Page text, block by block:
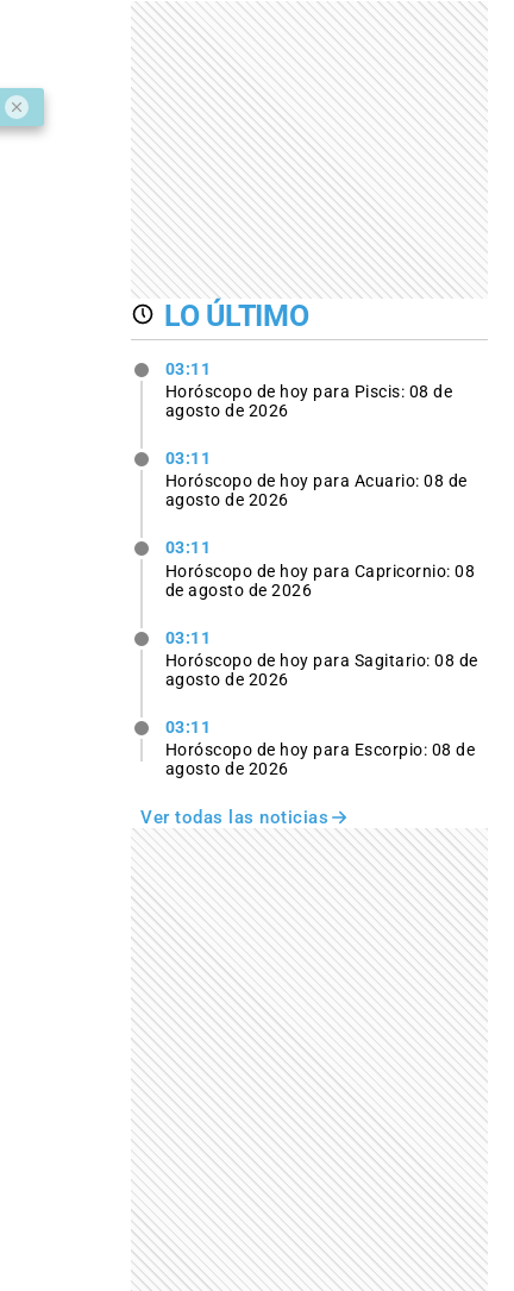
LO ÚLTIMO
03:11
Horóscopo de hoy para Piscis: 08 de
agosto de 2026
03:11
Horóscopo de hoy para Acuario: 08 de
agosto de 2026
03:11
Horóscopo de hoy para Capricornio: 08
de agosto de 2026
03:11
Horóscopo de hoy para Sagitario: 08 de
agosto de 2026
03:11
Horóscopo de hoy para Escorpio: 08 de
agosto de 2026
Ver todas las noticias